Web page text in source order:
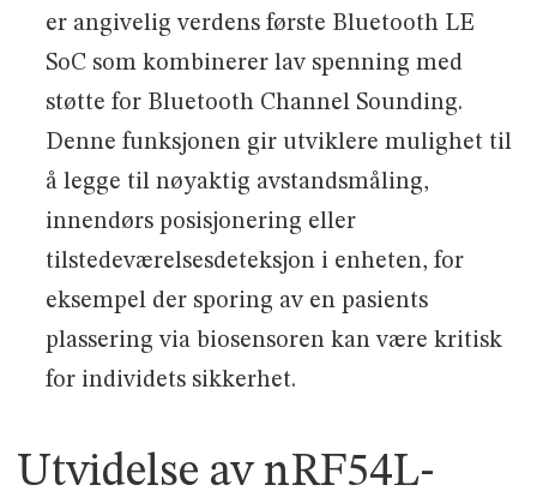
er angivelig verdens første Bluetooth LE
SoC som kombinerer lav spenning med
støtte for Bluetooth Channel Sounding.
Denne funksjonen gir utviklere mulighet til
å legge til nøyaktig avstandsmåling,
innendørs posisjonering eller
tilstedeværelsesdeteksjon i enheten, for
eksempel der sporing av en pasients
plassering via biosensoren kan være kritisk
for individets sikkerhet.
Utvidelse av nRF54L-